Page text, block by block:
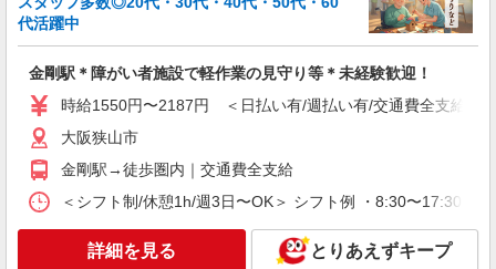
代活躍中
金剛駅＊障がい者施設で軽作業の見守り等＊未経験歓迎！
時給1550円〜2187円 ＜日払い有/週払い有/交通費全支給(ガ
大阪狭山市
金剛駅→徒歩圏内｜交通費全支給
＜シフト制/休憩1h/週3日〜OK＞ シフト例 ・8:30〜17:30 ・
詳細を見る とりあえずキープ